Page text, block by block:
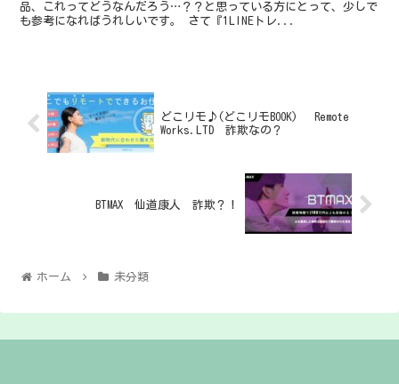
品、これってどうなんだろう…？？と思っている方にとって、少しで
も参考になればうれしいです。 さて『1LINEトレ...
どこリモ♪(どこリモBOOK) Remote
Works.LTD 詐欺なの？
BTMAX 仙道康人 詐欺？！
ホーム 未分類